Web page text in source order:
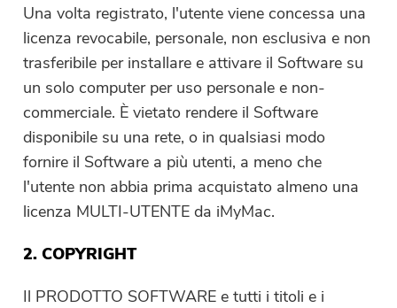
Una volta registrato, l'utente viene concessa una
licenza revocabile, personale, non esclusiva e non
trasferibile per installare e attivare il Software su
un solo computer per uso personale e non-
commerciale. È vietato rendere il Software
disponibile su una rete, o in qualsiasi modo
fornire il Software a più utenti, a meno che
l'utente non abbia prima acquistato almeno una
licenza MULTI-UTENTE da iMyMac.
2. COPYRIGHT
Il PRODOTTO SOFTWARE e tutti i titoli e i